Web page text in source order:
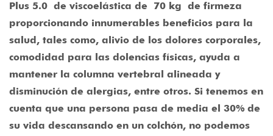
Plus 5.0 de viscoelástica de 70 kg de firmeza
proporcionando innumerables beneficios para la
salud, tales como, alivio de los dolores corporales,
comodidad para las dolencias físicas, ayuda a
mantener la columna vertebral alineada y
disminución de alergias, entre otros. Si tenemos en
cuenta que una persona pasa de media el 30% de
su vida descansando en un colchón, no podemos